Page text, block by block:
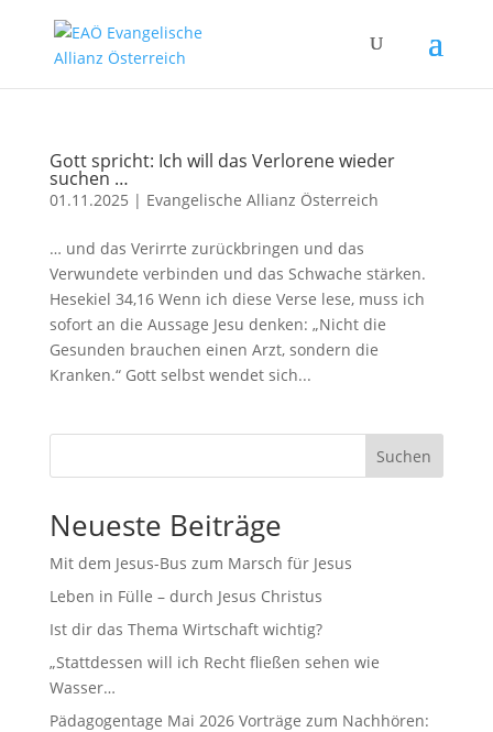
Gott spricht: Ich will das Verlorene wieder
suchen …
01.11.2025 | Evangelische Allianz Österreich
… und das Verirrte zurückbringen und das
Verwundete verbinden und das Schwache stärken.
Hesekiel 34,16 Wenn ich diese Verse lese, muss ich
sofort an die Aussage Jesu denken: „Nicht die
Gesunden brauchen einen Arzt, sondern die
Kranken.“ Gott selbst wendet sich...
Suchen
Neueste Beiträge
Mit dem Jesus-Bus zum Marsch für Jesus
Leben in Fülle – durch Jesus Christus
Ist dir das Thema Wirtschaft wichtig?
„Stattdessen will ich Recht fließen sehen wie
Wasser…
Pädagogentage Mai 2026 Vorträge zum Nachhören: